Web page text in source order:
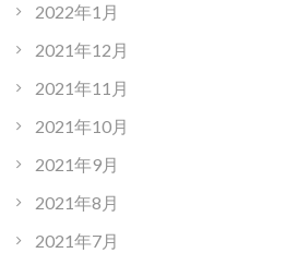
2022年1月
2021年12月
2021年11月
2021年10月
2021年9月
2021年8月
2021年7月